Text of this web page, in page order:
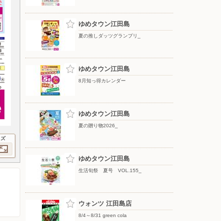
ゆめタウン江田島
夏の推しダッツグランプリ_
ゆめタウン江田島
8月知っ得カレンダー
ゆめタウン江田島
夏の贈り物2026_
ゆめタウン江田島
生活旬祭 夏号 VOL.155_
ウォンツ 江田島店
8/4～8/31 green cola